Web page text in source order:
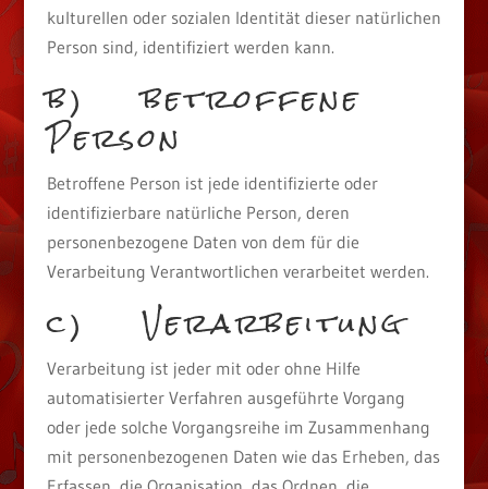
kulturellen oder sozialen Identität dieser natürlichen
Person sind, identifiziert werden kann.
b) betroffene
Person
Betroffene Person ist jede identifizierte oder
identifizierbare natürliche Person, deren
personenbezogene Daten von dem für die
Verarbeitung Verantwortlichen verarbeitet werden.
c) Verarbeitung
Verarbeitung ist jeder mit oder ohne Hilfe
automatisierter Verfahren ausgeführte Vorgang
oder jede solche Vorgangsreihe im Zusammenhang
mit personenbezogenen Daten wie das Erheben, das